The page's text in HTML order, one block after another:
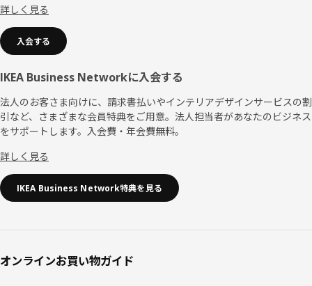
詳しく見る
入会する
IKEA Business Networkに入会する
法人のお客さま向けに、請求書払いやインテリアデザインサービスの割
引など、さまざまな会員特典をご用意。法人担当者があなたのビジネス
をサポートします。入会費・年会費無料。
詳しく見る
IKEA Business Network特典を見る
オンラインお買い物ガイド